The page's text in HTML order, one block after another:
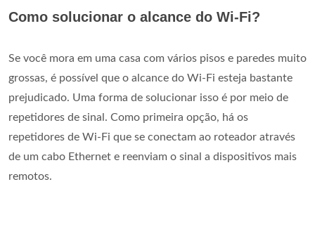
Como solucionar o alcance do Wi-Fi?
Se você mora em uma casa com vários pisos e paredes muito
grossas, é possível que o alcance do Wi-Fi esteja bastante
prejudicado. Uma forma de solucionar isso é por meio de
repetidores de sinal. Como primeira opção, há os
repetidores de Wi-Fi que se conectam ao roteador através
de um cabo Ethernet e reenviam o sinal a dispositivos mais
remotos.